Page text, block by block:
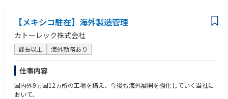
各海外工場には日本人も常駐しており、OJT研修にて丁寧に教育いたしま
す。
入社後は他海外工場での赴任も可能、国内帰任後は高松もしくは松山工場
で製造管理としてご活躍いただくことも可能です。
将来的には、国内外問わず工場全体のマネジメントができる人材を目指し
ていただきます。
【魅力】
●日本のモノづくりを支えることができる
【メキシコ駐在】海外製造管理
カトーレック株式会社
課長以上 海外勤務あり
仕事内容
国内外9ヵ国12ヵ所の工場を構え、今後も海外展開を強化していく当社に
おいて、